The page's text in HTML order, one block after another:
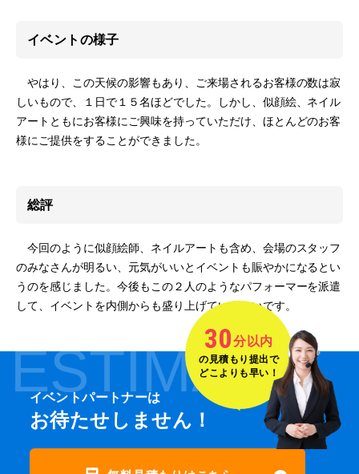
イベントの様子
やはり、この天候の影響もあり、ご来場されるお客様の数は寂
しいもので、１日で１５名ほどでした。しかし、似顔絵、ネイル
アートともにお客様にご興味を持っていただけ、ほとんどのお客
様にご提供をすることができました。
総評
今回のように似顔絵師、ネイルアートも含め、会場のスタッフ
のみなさんが明るい、元気がいいとイベントも賑やかになるとい
うのを感じました。今後もこの２人のようなパフォーマーを派遣
して、イベントを内側からも盛り上げていきたいです。
ESTIMATE
イベントパートナーは
お待たせしません！
30分以内
の見積もり提出で
どこよりも早い！